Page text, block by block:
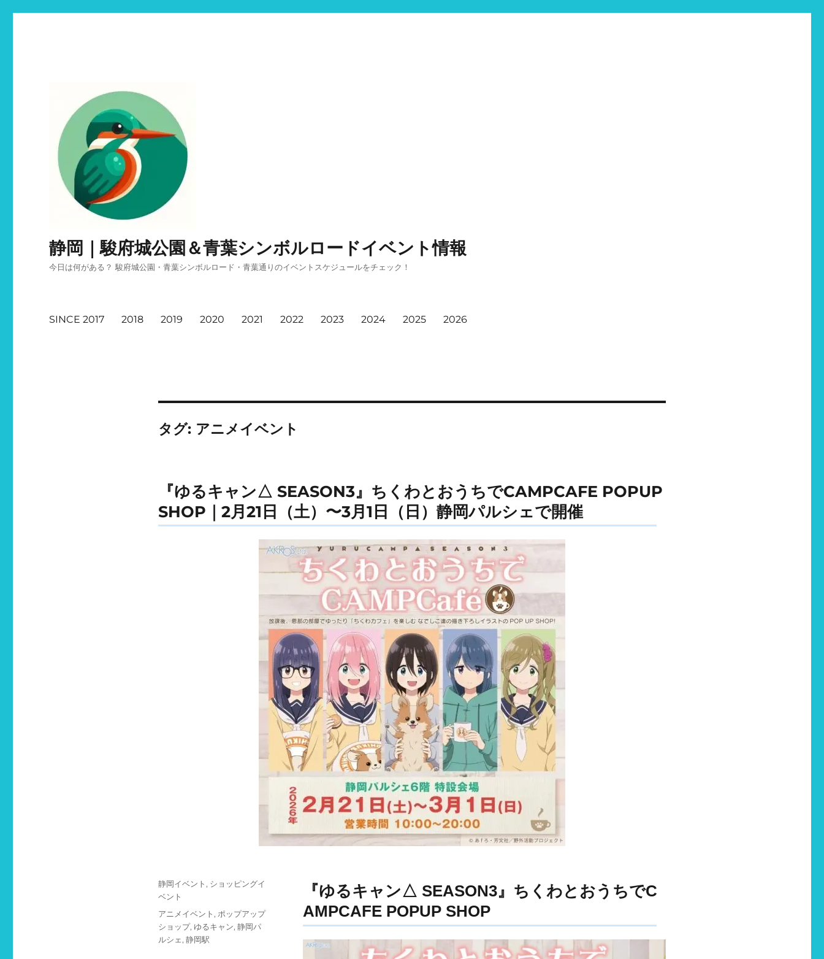
静岡｜駿府城公園＆青葉シンボルロードイベント情報
今日は何がある？ 駿府城公園・青葉シンボルロード・青葉通りのイベントスケジュールをチェック！
SINCE 2017 2018 2019 2020 2021 2022 2023 2024 2025 2026
タグ: アニメイベント
『ゆるキャン△ SEASON3』ちくわとおうちでCAMPCAFE POPUP
SHOP｜2月21日（土）〜3月1日（日）静岡パルシェで開催
『ゆるキャン△ SEASON3』ちくわとおうちでC
AMPCAFE POPUP SHOP
投
カ
テ
静岡イベント , ショッピングイ
ベント
タ
グ
アニメイベント , ポップアップ
ショップ, ゆるキャン, 静岡パ
ルシェ, 静岡駅